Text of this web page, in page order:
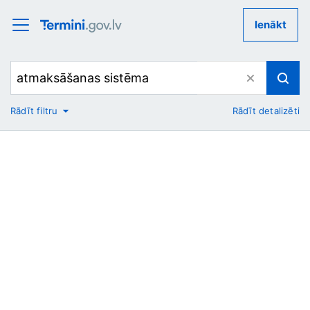
Ienākt
No
Rādīt filtru Rādīt detalizēti